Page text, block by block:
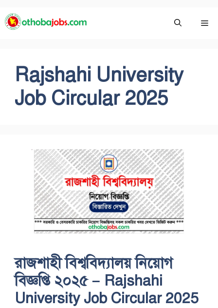
Skip
to
Rajshahi University
Job Circular 2025
রাজশাহী বিশ্ববিদ্যালয় নিয়োগ
বিজ্ঞপ্তি ২০২৫ – Rajshahi
University Job Circular 2025